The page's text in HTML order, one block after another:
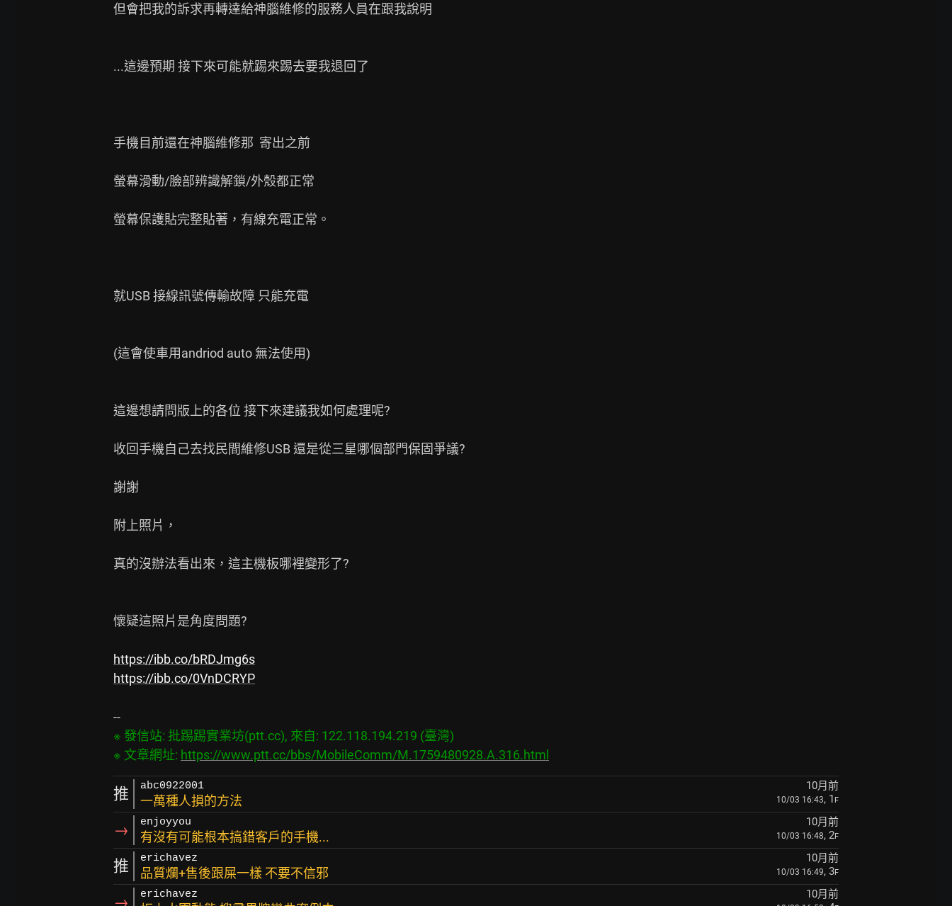
但會把我的訴求再轉達給神腦維修的服務人員在跟我說明
...這邊預期 接下來可能就踢來踢去要我退回了
手機目前還在神腦維修那  寄出之前
螢幕滑動/臉部辨識解鎖/外殼都正常
螢幕保護貼完整貼著，有線充電正常。
就USB 接線訊號傳輸故障 只能充電
(這會使車用andriod auto 無法使用)
這邊想請問版上的各位 接下來建議我如何處理呢?
收回手機自己去找民間維修USB 還是從三星哪個部門保固爭議?
謝謝
附上照片，
真的沒辦法看出來，這主機板哪裡變形了?
懷疑這照片是角度問題?
https://ibb.co/bRDJmg6s
https://ibb.co/0VnDCRYP
※ 發信站: 批踢踢實業坊(ptt.cc), 來自: 122.118.194.219 (臺灣)
※ 文章網址: https://www.ptt.cc/bbs/MobileComm/M.1759480928.A.316.html
推 abc0922001 10月前
一萬種人損的方法 10/03 16:43, 1 F
→ enjoyyou 10月前
有沒有可能根本搞錯客戶的手機... 10/03 16:48, 2F
推 erichavez 10月前
品質爛+售後跟屎一樣 不要不信邪 10/03 16:49, 3F
→ erichavez 10月前